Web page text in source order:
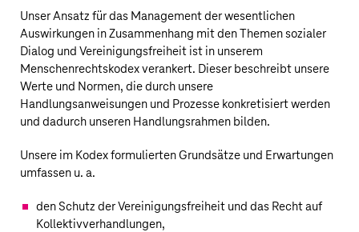
Unser Ansatz für das Management der wesentlichen
Auswirkungen in Zusammenhang mit den Themen sozialer
Dialog und Vereinigungsfreiheit ist in unserem
Menschenrechtskodex verankert. Dieser beschreibt unsere
Werte und Normen, die durch unsere
Handlungsanweisungen und Prozesse konkretisiert werden
und dadurch unseren Handlungsrahmen bilden.
Unsere im Kodex formulierten Grundsätze und Erwartungen
umfassen u. a.
den Schutz der Vereinigungsfreiheit und das Recht auf
Kollektivverhandlungen,